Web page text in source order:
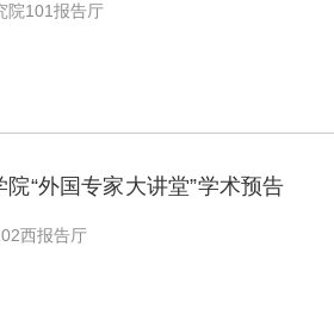
院101报告厅
“外国专家大讲堂”学术预告
西报告厅